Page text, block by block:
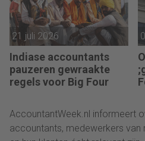
21 juli 2026
Indiase accountants
pauzeren gewraakte
regels voor Big Four
AccountantWeek.nl informeert
accountants, medewerkers